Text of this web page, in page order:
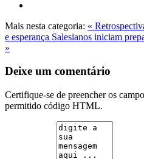
Mais nesta categoria: «
e esperança Salesianos iniciam
»
Deixe um comentário
Certifique-se de preencher os
permitido código HTML.